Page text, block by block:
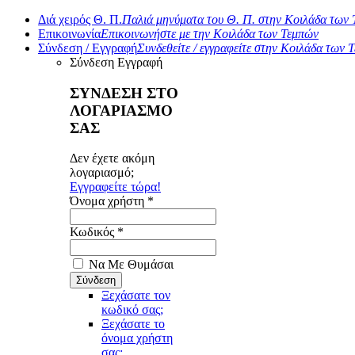
Διά χειρός Θ. Π.Παλιά μηνύματα του Θ. Π. στην Κοιλάδα των
ΕπικοινωνίαΕπικοινωνήστε με την Κοιλάδα των Τεμπών
Σύνδεση / ΕγγραφήΣυνδεθείτε / εγγραφείτε στην Κοιλάδα των
Σύνδεση Εγγραφή
ΣΥΝΔΕΣΗ ΣΤΟ
ΛΟΓΑΡΙΑΣΜΟ
ΣΑΣ
Δεν έχετε ακόμη
λογαριασμό;
Εγγραφείτε τώρα!
Όνομα χρήστη *
Κωδικός *
Να Με Θυμάσαι
Ξεχάσατε τον
κωδικό σας;
Ξεχάσατε το
όνομα χρήστη